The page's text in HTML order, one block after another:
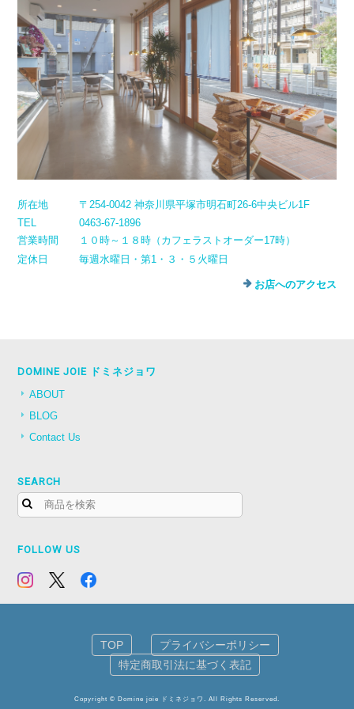
所在地
〒254-0042 神奈川県平塚市明石町26-6中央ビル1F
TEL
0463-67-1896
営業時間
１０時～１８時（カフェラストオーダー17時）
定休日
毎週水曜日・第1・３・５火曜日
お店へのアクセス
DOMINE JOIE ドミネジョワ
ABOUT
BLOG
Contact Us
SEARCH
FOLLOW US
TOP
プライバシーポリシー
特定商取引法に基づく表記
Copyright © Domine joie ドミネジョワ. All Rights Reserved.